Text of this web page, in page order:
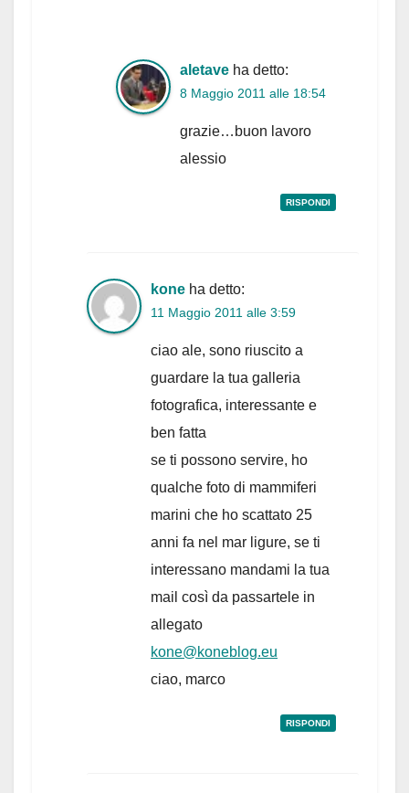
aletave ha detto:
8 Maggio 2011 alle 18:54
grazie…buon lavoro
alessio
RISPONDI
kone ha detto:
11 Maggio 2011 alle 3:59
ciao ale, sono riuscito a
guardare la tua galleria
fotografica, interessante e
ben fatta
se ti possono servire, ho
qualche foto di mammiferi
marini che ho scattato 25
anni fa nel mar ligure, se ti
interessano mandami la tua
mail così da passartele in
allegato
kone@koneblog.eu
ciao, marco
RISPONDI